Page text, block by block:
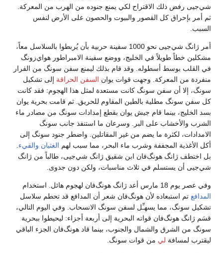
شي‌جيى رفض ذلك الاقتراح لكي يمنع جنوده من الهرب من المعركة.
ثم أمر بإحراق كل القصور والبيوت والحصون على الأرض لنفس
السبب.
أمر ژانگ شي‌جيى نحو 1000 سفينة حربية بأن يُربطوا بالسلاسل معاً،
مشكلين خطاً طويلاً في الخليج، ووضع سفينة الامبراطور هواي‌زونگ
في القلب بوسط أسطوله. وقد قام بذلك ليمنع سفن سونگ من الفرار
منفردة من المعركة. وجهت قوات يوان السفن الحراقة إلى تشكيل
سونگ، إلا أن سفن سونگ كانت مستعدة لمثل هذا الهجوم: فقد كانت
كل سفن سونگ مطلية بالطين المقاوم للحريق. ثم قامت بحرية يوان
بسد الخليج، بينما قام جيش يوان بقطع إمدادات سونگ من مصادر ماء
الشرب والأخشاب على البر. وسرعان ما استنفذ جانب سونگ
الامدادات، لكثرة ما يضم من غير المقاتلين. واضطر جنود سونگ إلى
أكل الأغذية المجففة وشرب ماء البحر، مما سبب لهم الغثيان والقيء
بل اختطف ژانگ هونگ‌فان ابن شقيق ژانگ شي‌جيى، طالباً من ژانگ
شي‌جيى أن يستسلم في ثلاث مناسبات، ولكن دون جدوى.
وفي عصر يوم 18 مارس أعد ژانگ هونگ‌فان لهجوم هائل. استخدام
المدافع تم استبعاده لأن هونگ‌فان شعر أن المدافع قد تحطم سلاسل
تشكيل سونگ، مما يسهـِّل لسفن سونگ الانسحاب. وفي اليوم التالي،
قسَم ژانگ هونگ‌فان قواته البحرية إلى أربعة أجزاء: ليحيطوا ببحرية
سونگ من الشرق والشمال والجنوب، بينما قاد هونگ‌فان الجزء الباقي
ليقترب لمسافة لي من قوات سونگ.